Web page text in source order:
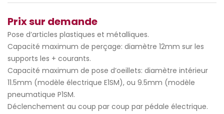
Prix sur demande
Pose d’articles plastiques et métalliques.
Capacité maximum de perçage: diamètre 12mm sur les
supports les + courants.
Capacité maximum de pose d’oeillets: diamètre intérieur
11.5mm (modèle électrique E1SM), ou 9.5mm (modèle
pneumatique P1SM.
Déclenchement au coup par coup par pédale électrique.